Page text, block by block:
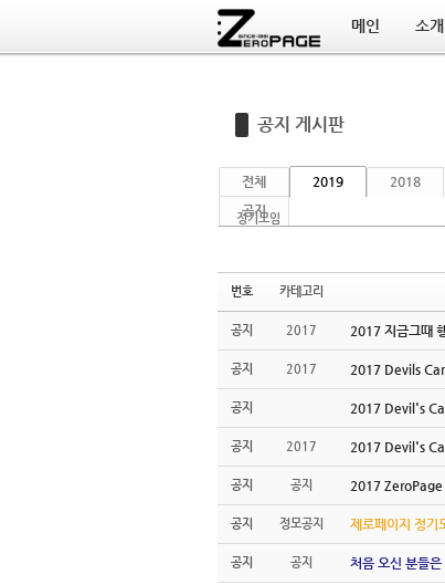
메인 소개
공지 게시판
전체 2019
정기모임
2018
공지
번호 카테고리
공지 2017 2017 지금그때
공지 2017 2017 Devils
공지 2017 Devil's
공지 2017 2017 Devil's
공지 공지 2017 ZeroPage
공지 정모공지 제로페이지 정기
공지 공지 처음 오신 분들은
Sketchbook5, 스케치북5
Sketchbook5, 스케치북5